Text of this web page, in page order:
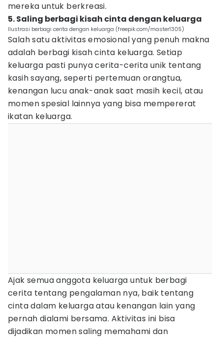
mereka untuk berkreasi.
5. Saling berbagi kisah cinta dengan keluarga
Ilustrasi berbagi cerita dengan keluarga (freepik.com/master1305)
Salah satu aktivitas emosional yang penuh makna
adalah berbagi kisah cinta keluarga. Setiap
keluarga pasti punya cerita-cerita unik tentang
kasih sayang, seperti pertemuan orangtua,
kenangan lucu anak-anak saat masih kecil, atau
momen spesial lainnya yang bisa mempererat
ikatan keluarga.
Ajak semua anggota keluarga untuk berbagi
cerita tentang pengalaman nya, baik tentang
cinta dalam keluarga atau kenangan lain yang
pernah dialami bersama. Aktivitas ini bisa
dijadikan momen saling memahami dan